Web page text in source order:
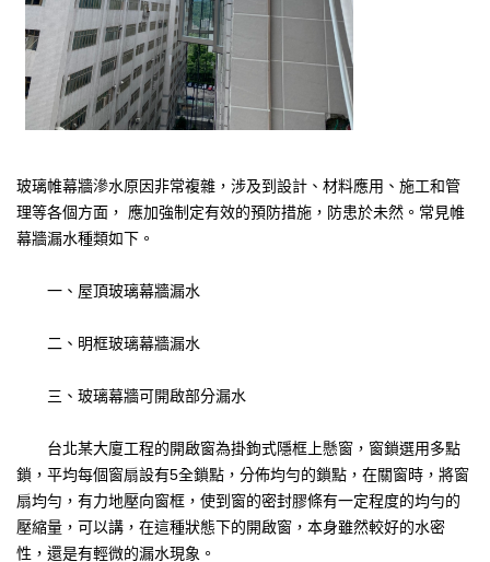
玻璃帷幕牆滲水原因非常複雜，涉及到設計、材料應用、施工和管
理等各個方面， 應加強制定有效的預防措施，防患於未然。常見帷
幕牆漏水種類如下。
一、屋頂玻璃幕牆漏水
二、明框玻璃幕牆漏水
三、玻璃幕牆可開啟部分漏水
台北某大廈工程的開啟窗為掛鉤式隱框上懸窗，窗鎖選用多點
鎖，平均每個窗扇設有5全鎖點，分佈均勻的鎖點，在關窗時，將窗
扇均勻，有力地壓向窗框，使到窗的密封膠條有一定程度的均勻的
壓縮量，可以講，在這種狀態下的開啟窗，本身雖然較好的水密
性，還是有輕微的漏水現象。